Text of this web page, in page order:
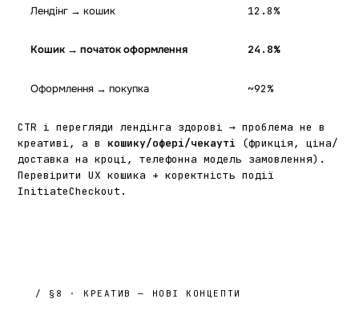
Лендінг → кошик 12.8%
Кошик → початок оформлення 24.8%
Оформлення → покупка ~92%
CTR і перегляди лендінга здорові → проблема не в
креативі, а в кошику/офері/чекауті (фрикція, ціна/
доставка на кроці, телефонна модель замовлення).
Перевірити UX кошика + коректність події
InitiateCheckout.
/ §8 · КРЕАТИВ — НОВІ КОНЦЕПТИ